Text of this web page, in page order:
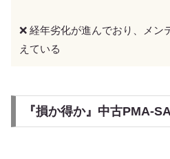
❌ 経年劣化が進んでおり、メン
えている
『損か得か』中古PMA-